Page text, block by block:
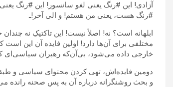
آزادی! این #رنگ یعنی لغو سانسور! این #رنگ
#رنگ هست، یعنی من هستم! و الی آخر!ـ
ابلهانه است؟ نه! اصلاً نیست! این تاکتیکِ نه
مختلفی برای آن‌ها دارد! اولین فایده آن این
خارجی داده می‌شود، بی‌آن‌که رهبران سیاسی‌ای
دومین فایده‌اش، تهی کردن محتوای سیاسی و
و بحث روشنگرانه درباره آن به پسِ صحنه رانده